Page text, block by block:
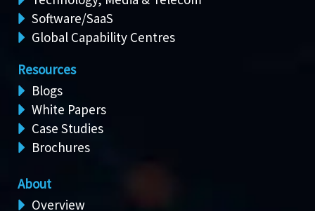
Software/SaaS
Global Capability Centres
Resources
Blogs
White Papers
Case Studies
Brochures
About
Overview